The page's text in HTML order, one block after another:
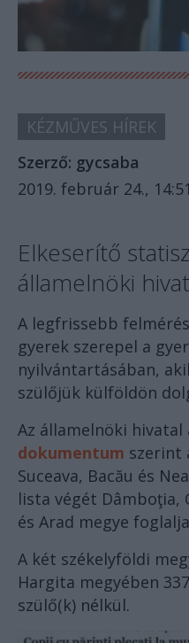
KÉZMŰVES HÍREK
Szerző: gycsaba
2019. február 24., 14:51
Elkeserítő
államelnöki
A legfrissebb
gyerek szerepel a
nyilvántartásában,
szülőjük külföldön
Az államelnöki hivatal
dokumentum szerint
Suceava, Bacău és
lista végét Dâmboţia,
és Arad megye
A két székelyföldi
Hargita megyében
szülő(k) nélkül.